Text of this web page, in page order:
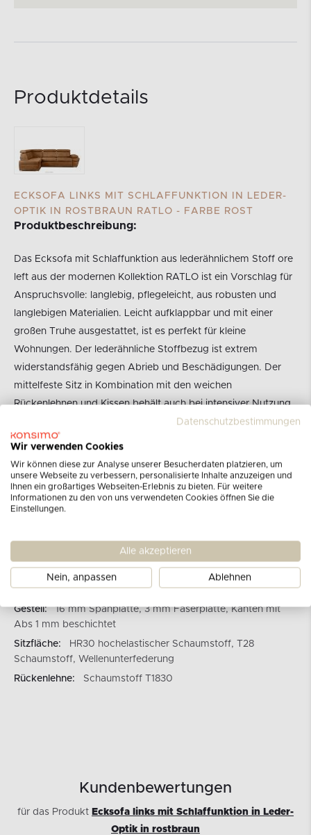
Produktdetails
ECKSOFA LINKS MIT SCHLAFFUNKTION IN LEDER-
OPTIK IN ROSTBRAUN RATLO - FARBE ROST
Produktbeschreibung:
Das Ecksofa mit Schlaffunktion aus lederähnlichem Stoff ore
left aus der modernen Kollektion RATLO ist ein Vorschlag für
Anspruchsvolle: langlebig, pflegeleicht, aus robusten und
langlebigen Materialien. Leicht aufklappbar und mit einer
großen Truhe ausgestattet, ist es perfekt für kleine
Wohnungen. Der lederähnliche Stoffbezug ist extrem
widerstandsfähig gegen Abrieb und Beschädigungen. Der
mittelfeste Sitz in Kombination mit den weichen
Rückenlehnen und Kissen behält auch bei intensiver Nutzung
seine Haltbarkeit und sein attraktives Aussehen.
Marke:
KONSIMO
Kategorie:
Bezug:
lederähnlicher Stoff
Ecksofa-Typ:
links
Gestell:
16 mm Spanplatte, 3 mm Faserplatte, Kanten mit
Abs 1 mm beschichtet
Sitzfläche:
HR30 hochelastischer Schaumstoff, T28
Schaumstoff, Wellenunterfederung
Rückenlehne:
Schaumstoff T1830
Kundenbewertungen
für das Produkt Ecksofa links mit Schlaffunktion in Leder-
Optik in rostbraun
Datenschutzbestimmungen
Wir verwenden Cookies
Wir können diese zur Analyse unserer Besucherdaten platzieren, um
unsere Webseite zu verbessern, personalisierte Inhalte anzuzeigen und
Ihnen ein großartiges Webseiten-Erlebnis zu bieten. Für weitere
Informationen zu den von uns verwendeten Cookies öffnen Sie die
Einstellungen.
Alle akzeptieren
Nein, anpassen Ablehnen